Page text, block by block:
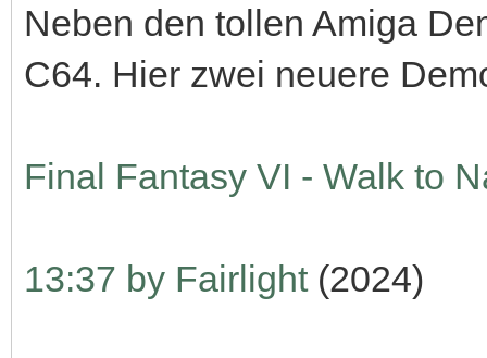
Neben den tollen Amiga
C64. Hier zwei neuere
Final Fantasy VI - Walk to
13:37 by Fairlight (2024)